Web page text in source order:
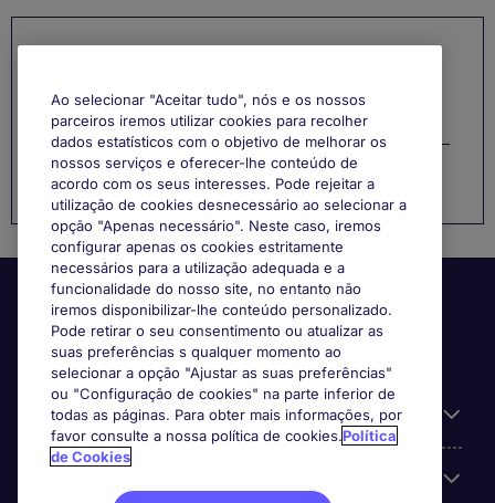
Gestão de Carreira
Função
Informação Útil
Ao selecionar "Aceitar tudo", nós e os nossos
parceiros iremos utilizar cookies para recolher
dados estatísticos com o objetivo de melhorar os
nossos serviços e oferecer-lhe conteúdo de
acordo com os seus interesses. Pode rejeitar a
utilização de cookies desnecessário ao selecionar a
opção "Apenas necessário". Neste caso, iremos
configurar apenas os cookies estritamente
necessários para a utilização adequada e a
funcionalidade do nosso site, no entanto não
iremos disponibilizar-lhe conteúdo personalizado.
Pode retirar o seu consentimento ou atualizar as
suas preferências s qualquer momento ao
selecionar a opção "Ajustar as suas preferências"
ou "Configuração de cookies" na parte inferior de
todas as páginas. Para obter mais informações, por
favor consulte a nossa política de cookies.Política
de Cookies